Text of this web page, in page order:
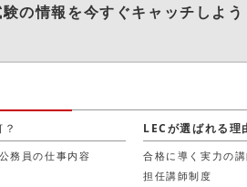
の情報を今すぐキャッチしよう
務員の仕事内容
LECが選ばれる理
合格に導く実力の
担任講師制度